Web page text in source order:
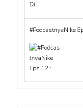
#PodcastnyaNike